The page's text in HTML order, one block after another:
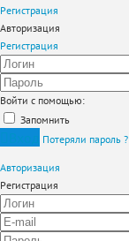
Регистрация
Авторизация
Регистрация
Войти с помощью:
Запомнить
Потеряли пароль ?
Авторизация
Регистрация